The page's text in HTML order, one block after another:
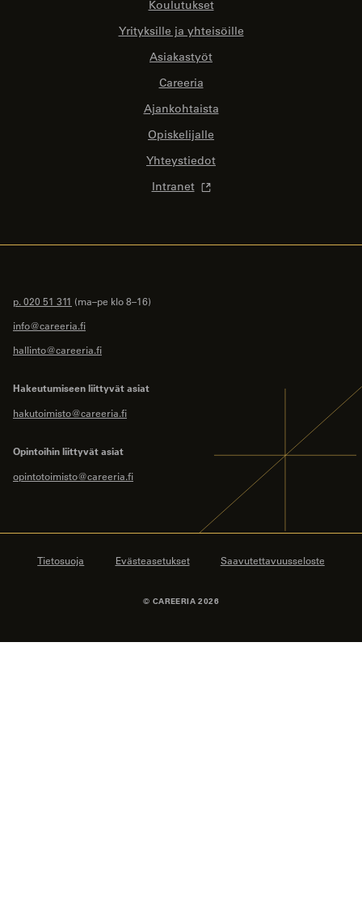
Koulutukset
Yrityksille ja yhteisöille
Asiakastyöt
Careeria
Ajankohtaista
Opiskelijalle
Yhteystiedot
Intranet
p. 020 51 311 (ma–pe klo 8–16)
info@careeria.fi
hallinto@careeria.fi
Hakeutumiseen liittyvät asiat
hakutoimisto@careeria.fi
Opintoihin liittyvät asiat
opintotoimisto@careeria.fi
© CAREERIA 2026
Tietosuoja Evästeasetukset Saavutettavuusseloste